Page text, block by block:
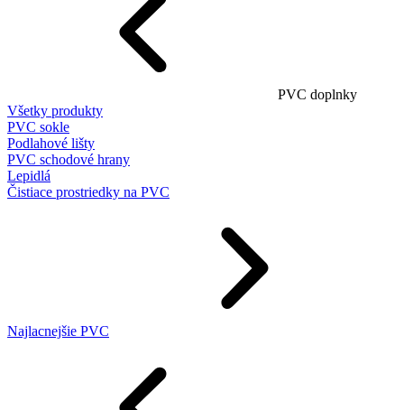
PVC doplnky
Všetky produkty
PVC sokle
Podlahové lišty
PVC schodové hrany
Lepidlá
Čistiace prostriedky na PVC
Najlacnejšie PVC